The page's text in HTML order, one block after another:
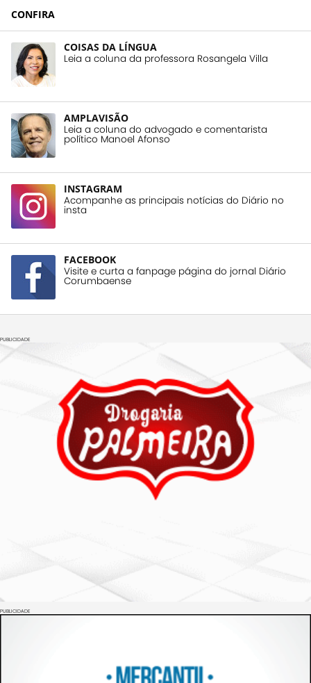
CONFIRA
COISAS DA LÍNGUA
Leia a coluna da professora Rosangela Villa
AMPLAVISÃO
Leia a coluna do advogado e comentarista
político Manoel Afonso
INSTAGRAM
Acompanhe as principais notícias do Diário no
insta
FACEBOOK
Visite e curta a fanpage página do jornal Diário
Corumbaense
PUBLICIDADE
PUBLICIDADE